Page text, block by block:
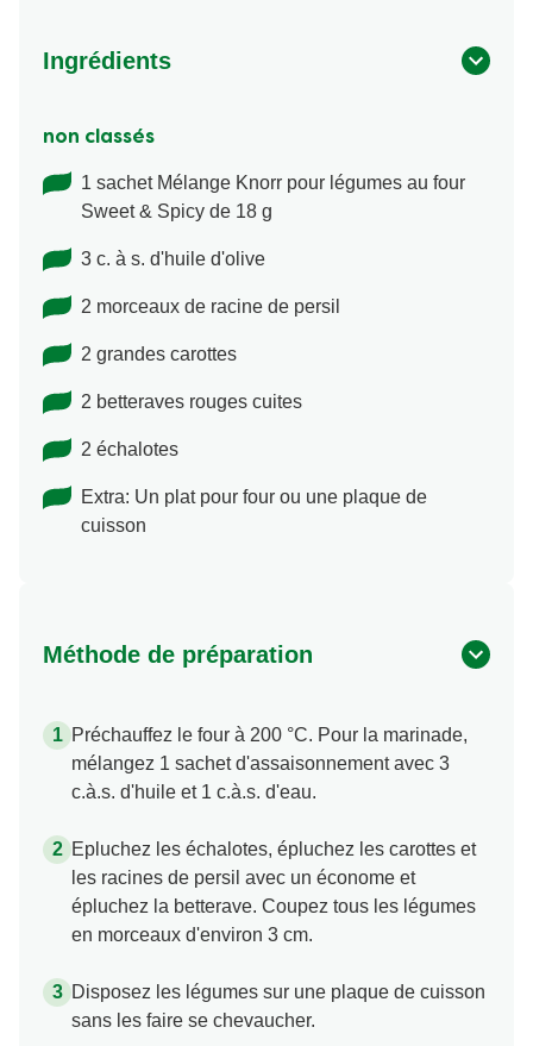
Ingrédients
non classés
1 sachet Mélange Knorr pour légumes au four
Sweet & Spicy de 18 g
3 c. à s. d'huile d'olive
2 morceaux de racine de persil
2 grandes carottes
2 betteraves rouges cuites
2 échalotes
Extra: Un plat pour four ou une plaque de
cuisson
Méthode de préparation
Préchauffez le four à 200 °C. Pour la marinade,
mélangez 1 sachet d'assaisonnement avec 3
c.à.s. d'huile et 1 c.à.s. d'eau.
Epluchez les échalotes, épluchez les carottes et
les racines de persil avec un économe et
épluchez la betterave. Coupez tous les légumes
en morceaux d'environ 3 cm.
Disposez les légumes sur une plaque de cuisson
sans les faire se chevaucher.